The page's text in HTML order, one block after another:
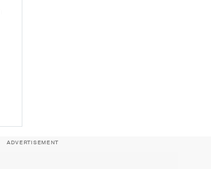
ADVERTISEMENT